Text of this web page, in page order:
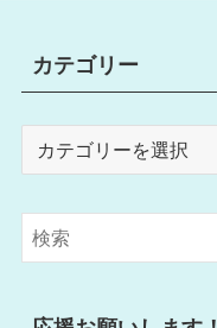
カテゴリー
リ